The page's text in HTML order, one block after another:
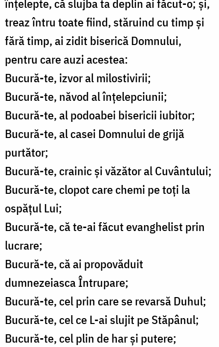
înțelepte, că slujba ta deplin ai făcut-o; și,
treaz întru toate fiind, stăruind cu timp și
fără timp, ai zidit biserică Domnului,
pentru care auzi acestea:
Bucură-te, izvor al milostivirii;
Bucură-te, năvod al înțelepciunii;
Bucură-te, al podoabei bisericii iubitor;
Bucură-te, al casei Domnului de grijă
purtător;
Bucură-te, crainic și văzător al Cuvântului;
Bucură-te, clopot care chemi pe toți la
ospățul Lui;
Bucură-te, că te-ai făcut evanghelist prin
lucrare;
Bucură-te, că ai propovăduit
dumnezeiasca Întrupare;
Bucură-te, cel prin care se revarsă Duhul;
Bucură-te, cel ce L-ai slujit pe Stăpânul;
Bucură-te, cel plin de har și putere;